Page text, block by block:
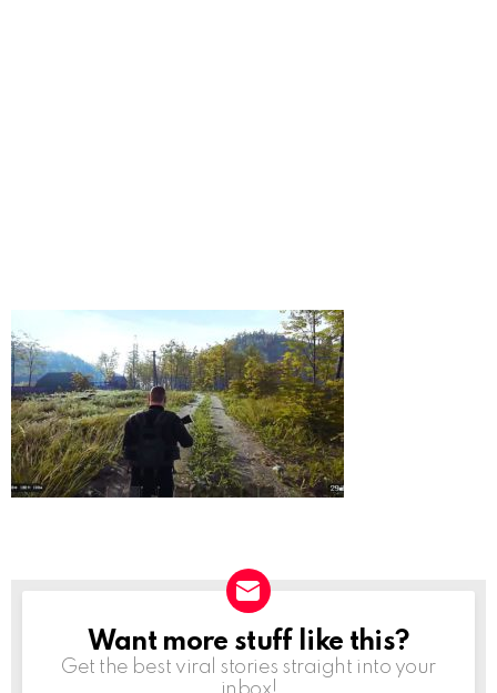
NEWSLETTER
Want more stuff like this?
Get the best viral stories straight into your